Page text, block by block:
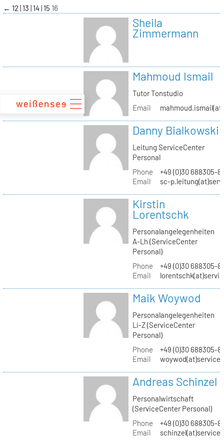
zum
Inhalt
← 12 13 14 15 16
Sheila
Zimmermann
Mahmoud Ismail
Tutor Tonstudio
Email
Danny Bialkowski
Leitung ServiceCenter
Personal
Phone
+49 (0)30 688305-
Email
sc-
Kirstin
Lorentschk
Personalangelegenheiten
A-Lh (ServiceCenter
Personal)
Phone
+49 (0)30 688305-
Email
Maik Woywod
Personalangelegenheiten
Li-Z (ServiceCenter
Personal)
Phone
+49 (0)30 688305-
Email
Andreas Schinzel
Personalwirtschaft
(ServiceCenter Personal)
Phone
+49 (0)30 688305-
Email